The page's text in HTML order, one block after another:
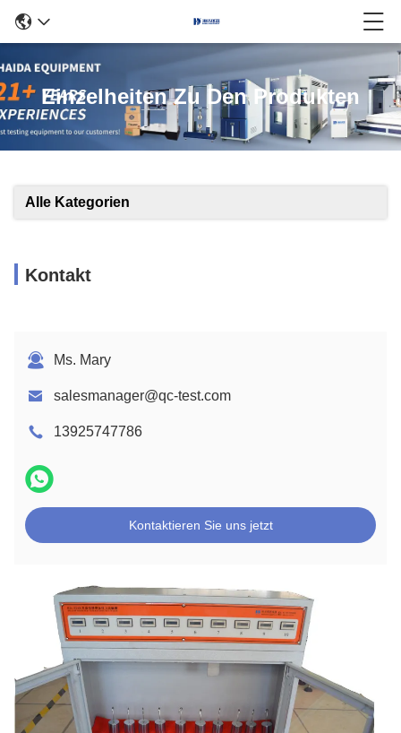
Einzelheiten Zu Den Produkten
Alle Kategorien
Kontakt
Ms. Mary
salesmanager@qc-test.com
13925747786
Kontaktieren Sie uns jetzt